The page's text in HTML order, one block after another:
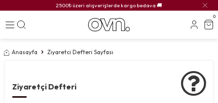
2500₺ üzeri alışverişlerde kargo bedava 🚚
0
Anasayfa Ziyaretci Defteri Sayfası
Ziyaretçi Defteri